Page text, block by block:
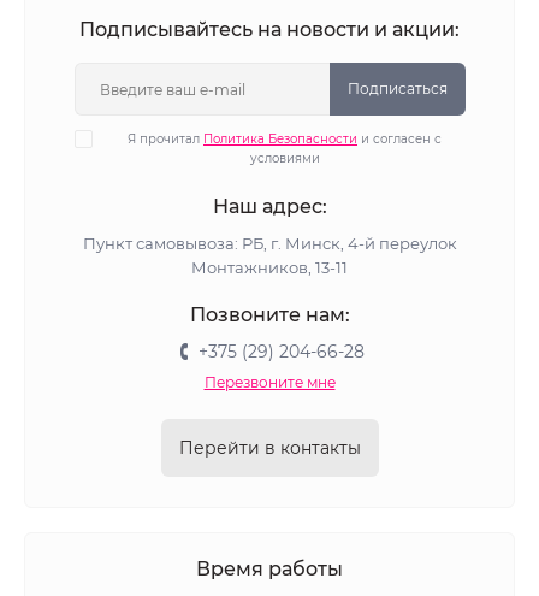
Подписывайтесь на новости и акции:
Подписаться
Я прочитал Политика Безопасности и согласен с
условиями
Наш адрес:
Пункт самовывоза: РБ, г. Минск, 4-й переулок
Монтажников, 13-11
Позвоните нам:
+375 (29) 204-66-28
Перезвоните мне
Перейти в контакты
Время работы